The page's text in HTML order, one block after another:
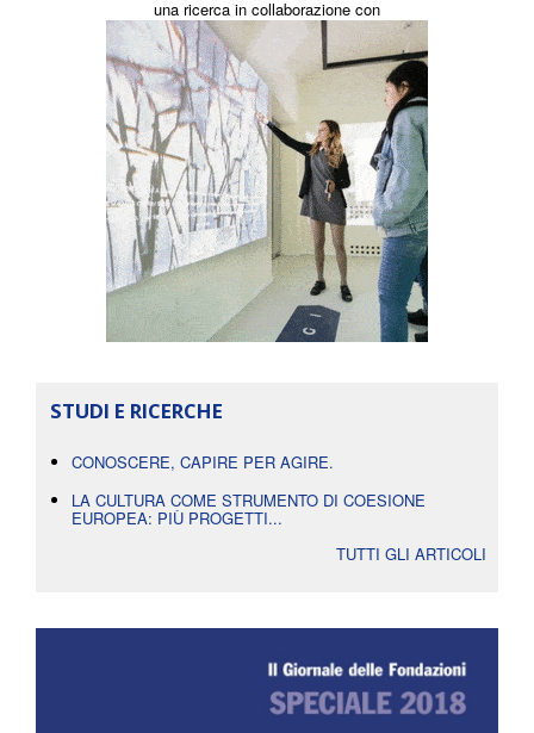
una ricerca in collaborazione con
STUDI E RICERCHE
CONOSCERE, CAPIRE PER AGIRE.
LA CULTURA COME STRUMENTO DI COESIONE
EUROPEA: PIÙ PROGETTI...
TUTTI GLI ARTICOLI